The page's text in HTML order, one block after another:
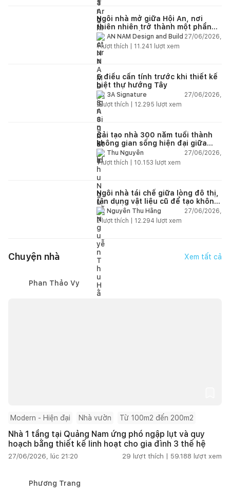
Ngôi nhà mở giữa Hội An, nơi
thiên nhiên trở thành một phần
của cuộc sống
AN NAM Design and Build 27/06/2026,
1lượt thích | 11.241 lượt xem
5 điều cần tính trước khi thiết kế
biệt thự hướng Tây
3A Signature
27/06/2026,
2lượt thích | 12.295 lượt xem
Cải tạo nhà 300 năm tuổi thành
không gian sống hiện đại giữa
thiên nhiên
Thu Nguyễn
27/06/2026,
1lượt thích | 10.153 lượt xem
Ngôi nhà tái chế giữa lòng đô thị,
tận dụng vật liệu cũ để tạo không
gian sống linh hoạt
Nguyễn Thu Hằng
27/06/2026,
2lượt thích | 12.294 lượt xem
Chuyện nhà Xem tất cả
Phan Thảo Vy
Modern - Hiện đại Nhà vườn Từ 100m2 đến 200m2
Nhà 1 tầng tại Quảng Nam ứng phó ngập lụt và quy
hoạch bằng thiết kế linh hoạt cho gia đình 3 thế hệ
27/06/2026, lúc 21:20 29 lượt thích | 59.188 lượt xem
Phương Trang